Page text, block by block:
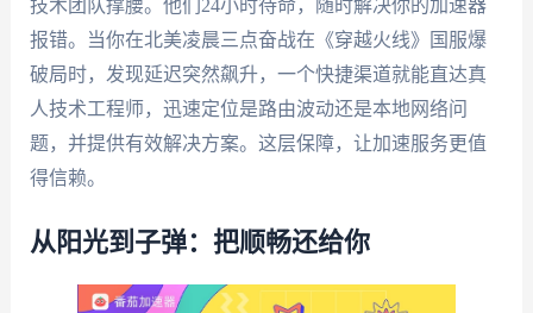
技术团队撑腰。他们24小时待命，随时解决你的加速器
报错。当你在北美凌晨三点奋战在《穿越火线》国服爆
破局时，发现延迟突然飙升，一个快捷渠道就能直达真
人技术工程师，迅速定位是路由波动还是本地网络问
题，并提供有效解决方案。这层保障，让加速服务更值
得信赖。
从阳光到子弹：把顺畅还给你